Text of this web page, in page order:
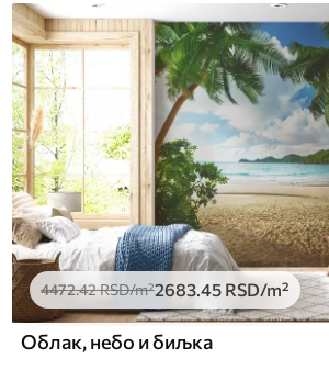
4472.42RSD/m²2683.45 RSD/m²
Облак, небо и биљка